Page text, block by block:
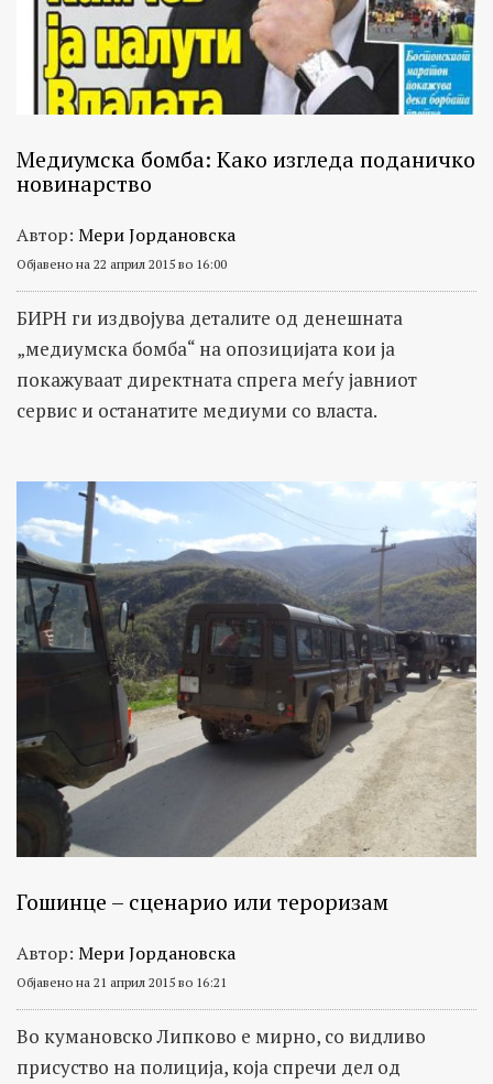
Медиумска бомба: Како изгледа поданичко
новинарство
Автор: Мери Јордановска
Објавено на 22 април 2015 во 16:00
БИРН ги издвојува деталите од денешната
„медиумска бомба“ на опозицијата кои ја
покажуваат директната спрега меѓу јавниот
сервис и останатите медиуми со власта.
Гошинце – сценарио или тероризам
Автор: Мери Јордановска
Објавено на 21 април 2015 во 16:21
Во кумановско Липково е мирно, со видливо
присуство на полиција, која спречи дел од